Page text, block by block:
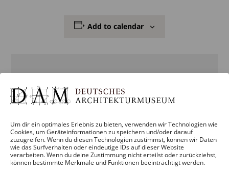
Um dir ein optimales Erlebnis zu bieten, verwenden wir Technologien wie
Cookies, um Geräteinformationen zu speichern und/oder darauf
zuzugreifen. Wenn du diesen Technologien zustimmst, können wir Daten
wie das Surfverhalten oder eindeutige IDs auf dieser Website
verarbeiten. Wenn du deine Zustimmung nicht erteilst oder zurückziehst,
können bestimmte Merkmale und Funktionen beeinträchtigt werden.
Add to calendar
DETAILS
Start:
30. September
2022
End:
TAPETENWERK
Lützner Strasse 91
Leipzig,D-04177
Deutschland+
GOOGLE MAP